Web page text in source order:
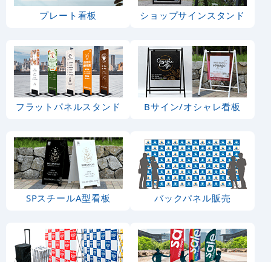
プレート看板 ショップサインスタンド
フラットパネルスタンド Bサイン/オシャレ看板
SPスチールA型看板 バックパネル販売